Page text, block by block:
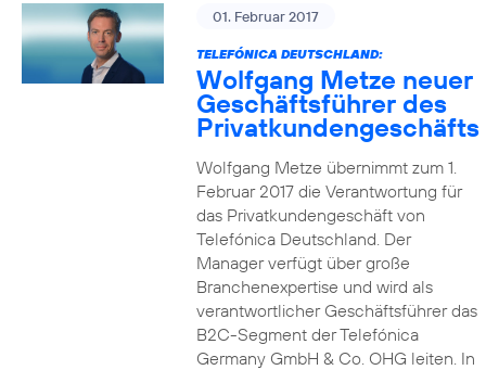
01. Februar 2017
TELEFÓNICA DEUTSCHLAND:
Wolfgang Metze neuer
Geschäftsführer des
Privatkundengeschäfts
Wolfgang Metze übernimmt zum 1.
Februar 2017 die Verantwortung für
das Privatkundengeschäft von
Telefónica Deutschland. Der
Manager verfügt über große
Branchenexpertise und wird als
verantwortlicher Geschäftsführer das
B2C-Segment der Telefónica
Germany GmbH & Co. OHG leiten. In